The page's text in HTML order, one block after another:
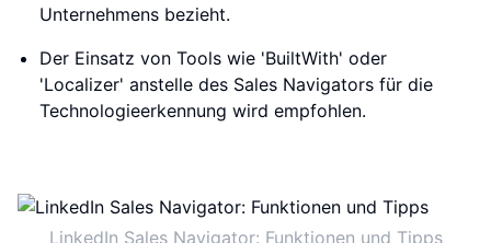
Unternehmens bezieht.
Der Einsatz von Tools wie 'BuiltWith' oder
'Localizer' anstelle des Sales Navigators für die
Technologieerkennung wird empfohlen.
LinkedIn Sales Navigator: Funktionen und Tipps